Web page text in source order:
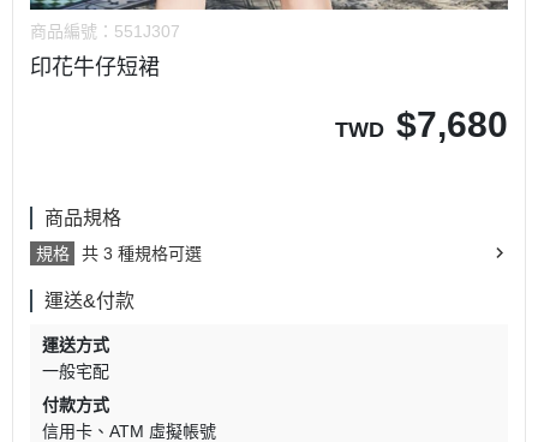
商品編號： 551J307
印花牛仔短裙
TWD $7,680
商品規格
規格 共 3 種規格可選
運送&付款
運送方式
一般宅配
付款方式
信用卡
ATM 虛擬帳號